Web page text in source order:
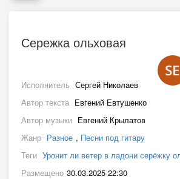
Сережка ольховая
Исполнитель Сергей Николаев
Автор текста Евгений Евтушенко
Автор музыки Евгений Крылатов
Жанр Разное , Песни под гитару
Теги Уронит ли ветер в ладони серёжку
Размещено 30.03.2025 22:30